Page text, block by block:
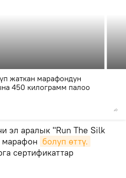
жаткан марафондун
450 килограмм палоо
эл аралык "Run The Silk
болуп өттү.
сертификаттар